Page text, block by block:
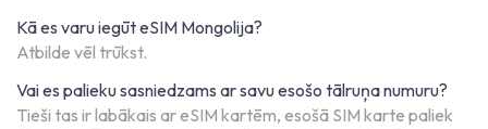
Kā es varu iegūt eSIM Mongolija?
Atbilde vēl trūkst.
Vai es palieku sasniedzams ar savu esošo tālruņa numuru?
Tieši tas ir labākais ar eSIM kartēm, esošā SIM karte paliek